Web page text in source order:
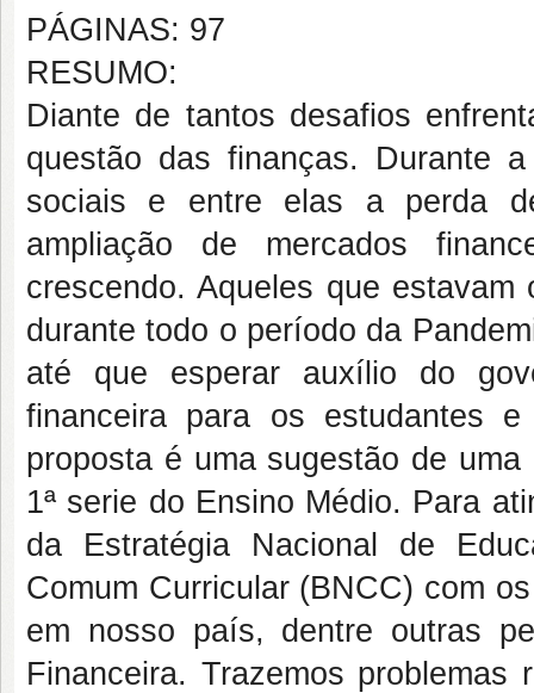
PÁGINAS: 97
RESUMO:
Diante de tantos desafios
questão das finanças. Durante
sociais e entre elas a perda
ampliação de mercados
crescendo. Aqueles que estavam
durante todo o período da
até que esperar auxílio do
financeira para os estudantes
proposta é uma sugestão de
1ª serie do Ensino Médio. Para
da Estratégia Nacional de
Comum Curricular (BNCC) com
em nosso país, dentre outras
Financeira. Trazemos